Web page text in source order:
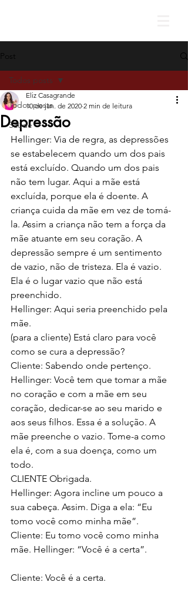
Post
Todos posts
Saúde
Todos posts
Depressão
Eliz Casagrande
10 de jan. de 2020 2 min de leitura
Hellinger: Via de regra, as depressões
se estabelecem quando um dos pais
está excluído. Quando um dos pais
não tem lugar. Aqui a mãe está
excluída, porque ela é doente. A
criança cuida da mãe em vez de tomá-
la. Assim a criança não tem a força da
mãe atuante em seu coração. A
depressão sempre é um sentimento
de vazio, não de tristeza. Ela é vazio.
Ela é o lugar vazio que não está
preenchido.
Hellinger: Aqui seria preenchido pela
mãe.
(para a cliente) Está claro para você
como se cura a depressão?
Cliente: Sabendo onde pertenço.
Hellinger: Você tem que tomar a mãe
no coração e com a mãe em seu
coração, dedicar-se ao seu marido e
aos seus filhos. Essa é a solução. A
mãe preenche o vazio. Tome-a como
ela é, com a sua doença, como um
todo.
CLIENTE Obrigada.
Hellinger: Agora incline um pouco a
sua cabeça. Assim. Diga a ela: “Eu
tomo você como minha mãe”.
Cliente: Eu tomo você como minha
mãe. Hellinger: “Você é a certa”.
Cliente: Você é a certa.